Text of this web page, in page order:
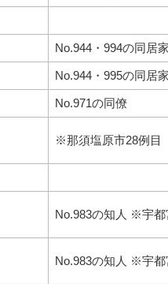
No.944・994の同居
No.944・995の同居
No.971の同僚
※那須塩原市28例目
No.983の知人 ※宇都
No.983の知人 ※宇都